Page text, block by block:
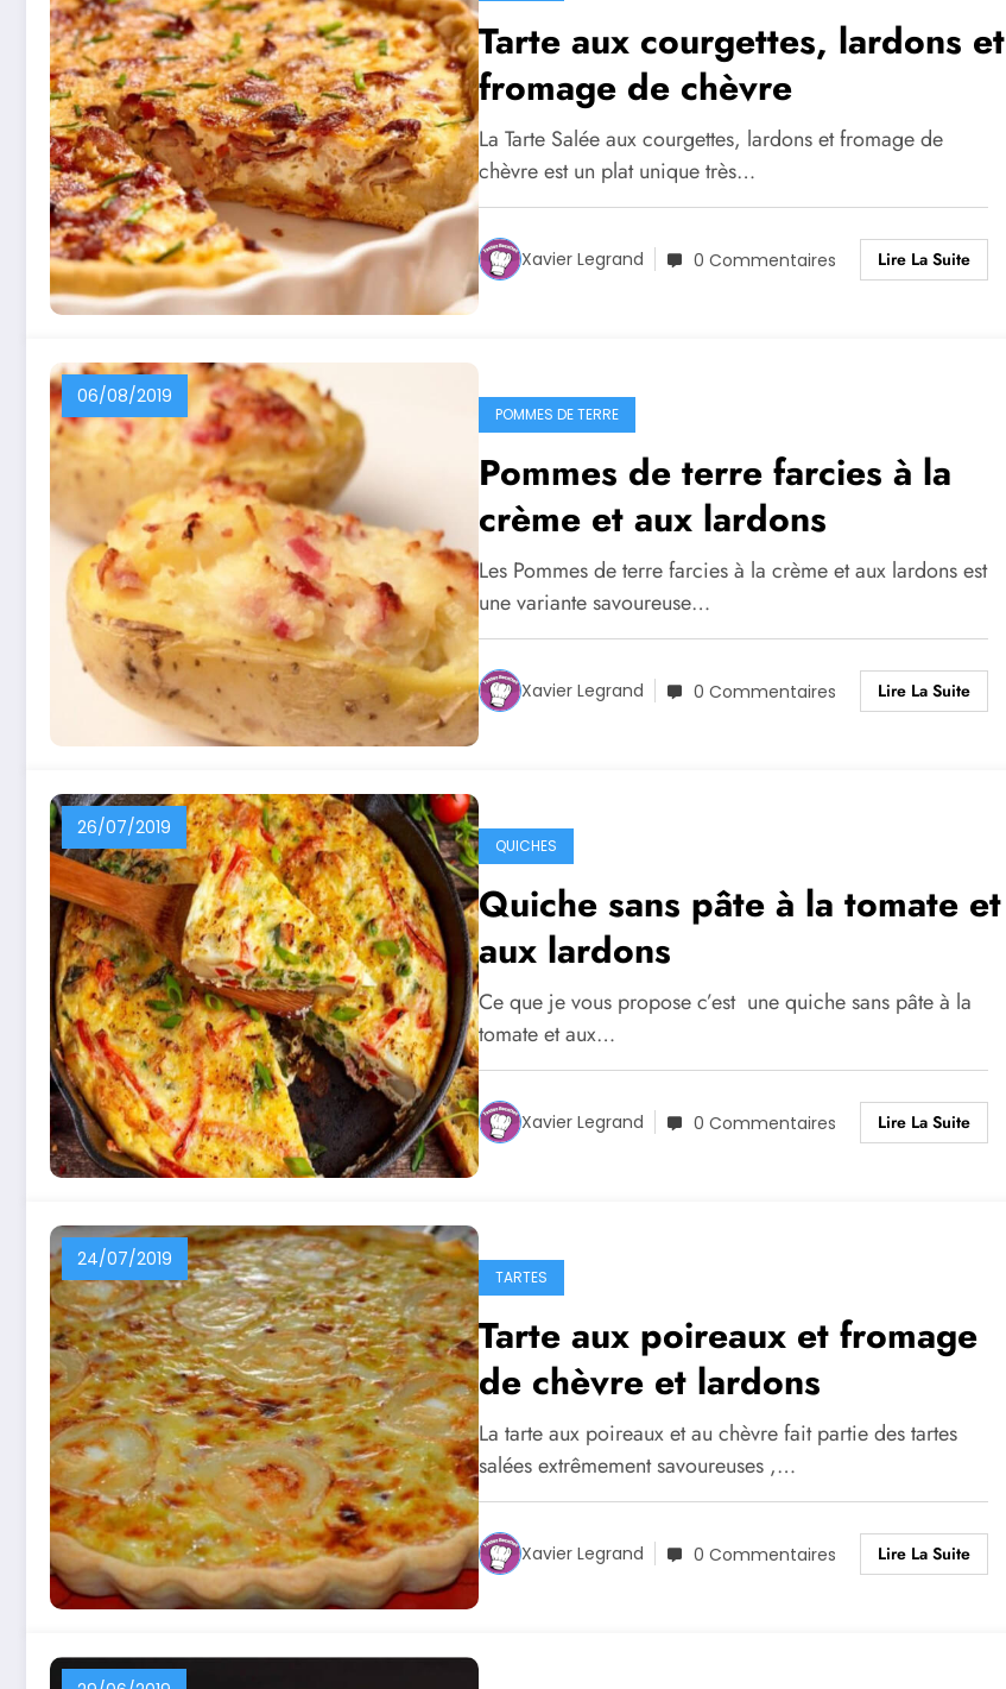
Tarte aux courgettes, lardons et
fromage de chèvre
La Tarte Salée aux courgettes, lardons et fromage de
chèvre est un plat unique très…
Xavier Legrand 0 Commentaires Lire La Suite
06/08/2019
POMMES DE TERRE
Pommes de terre farcies à la
crème et aux lardons
Les Pommes de terre farcies à la crème et aux lardons est
une variante savoureuse…
Xavier Legrand 0 Commentaires Lire La Suite
26/07/2019
QUICHES
Quiche sans pâte à la tomate et
aux lardons
Ce que je vous propose c’est une quiche sans pâte à la
tomate et aux…
Xavier Legrand 0 Commentaires Lire La Suite
24/07/2019
TARTES
Tarte aux poireaux et fromage
de chèvre et lardons
La tarte aux poireaux et au chèvre fait partie des tartes
salées extrêmement savoureuses ,…
Xavier Legrand 0 Commentaires Lire La Suite